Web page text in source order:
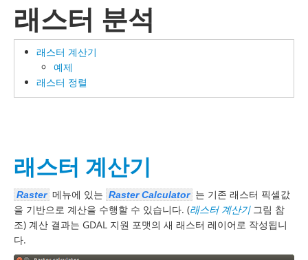
래스터 분석
래스터 계산기
예제
래스터 정렬
래스터 계산기
Raster 메뉴에 있는 Raster Calculator 는 기존 래스터 픽셀값
을 기반으로 계산을 수행할 수 있습니다. (래스터 계산기그림 참
조) 계산 결과는 GDAL 지원 포맷의 새 래스터 레이어로 작성됩니
다.